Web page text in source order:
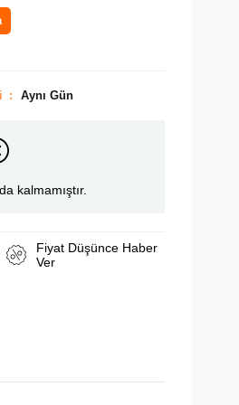
: Aynı Gün
kalmamıştır.
Fiyat Düşünce Haber
Ver